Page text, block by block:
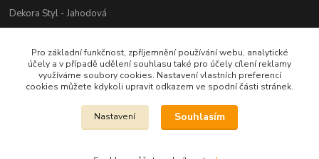
Dekora Styl - Jahodová
721312944
info@zbozi-darky.cz
Pro základní funkčnost, zpříjemnění používání webu, analytické
účely a v případě udělení souhlasu také pro účely cílení reklamy
využíváme soubory cookies. Nastavení vlastních preferencí
cookies můžete kdykoli upravit odkazem ve spodní části stránek.
Nastavení Souhlasím